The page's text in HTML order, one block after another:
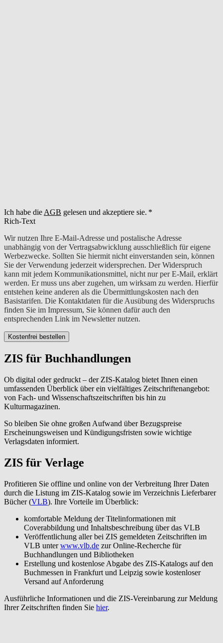
Ich habe die AGB gelesen und akzeptiere sie.
Rich-Text
Wir nutzen Ihre E-Mail-Adresse und postalische Adresse
unabhängig von der Vertragsabwicklung ausschließlich für eigene
Werbezwecke. Sollten Sie hiermit nicht einverstanden sein, können
Sie der Verwendung jederzeit widersprechen. Der Widerspruch
kann mit jedem Kommunikationsmittel, nicht nur per E-Mail, erklärt
werden. Er muss uns aber zugehen, um wirksam zu werden. Hierfür
entstehen keine anderen als die Übermittlungskosten nach den
Basistarifen. Die Kontaktdaten für die Ausübung des Widerspruchs
finden Sie im Impressum, Sie können dafür auch den
entsprechenden Link im Newsletter nutzen.
Kostenfrei bestellen
ZIS für Buchhandlungen
Ob digital oder gedruckt – der ZIS-Katalog bietet Ihnen einen
umfassenden Überblick über ein vielfältiges Zeitschriftenangebot:
von Fach- und Wissenschaftszeitschriften bis hin zu
Kulturmagazinen.
So bleiben Sie ohne großen Aufwand über Bezugspreise
Erscheinungsweisen und Kündigungsfristen sowie wichtige
Verlagsdaten informiert.
ZIS für Verlage
Profitieren Sie offline und online von der Verbreitung Ihrer Daten
durch die Listung im ZIS-Katalog sowie im Verzeichnis Lieferbarer
Bücher (VLB). Ihre Vorteile im Überblick:
komfortable Meldung der Titelinformationen mit
Coverabbildung und Inhaltsbeschreibung über das VLB
Veröffentlichung aller bei ZIS gemeldeten Zeitschriften im
VLB unterwww.vlb.de zur Online-Recherche für
Buchhandlungen und Bibliotheken
Erstellung und kostenlose Abgabe des ZIS-Katalogs auf den
Buchmessen in Frankfurt und Leipzig sowie kostenloser
Versand auf Anforderung
Ausführliche Informationen und die ZIS-Vereinbarung zur Meldung
Ihrer Zeitschriften finden Sie hier.